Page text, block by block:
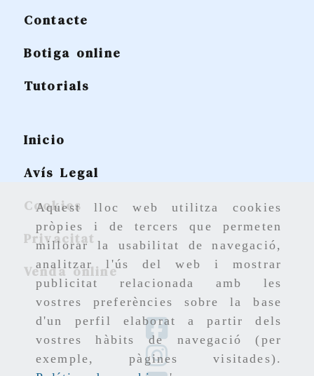
Aquest lloc web utilitza cookies
pròpies i de tercers que permeten
millorar la usabilitat de navegació,
analitzar l'ús del web i mostrar
publicitat relacionada amb les
vostres preferències sobre la base
d'un perfil elaborat a partir dels
vostres hàbits de navegació (per
exemple, pàgines visitades).
Contacte
Botiga online
Tutorials
Inicio
Avís Legal
Cookies
Privacitat
Venda online